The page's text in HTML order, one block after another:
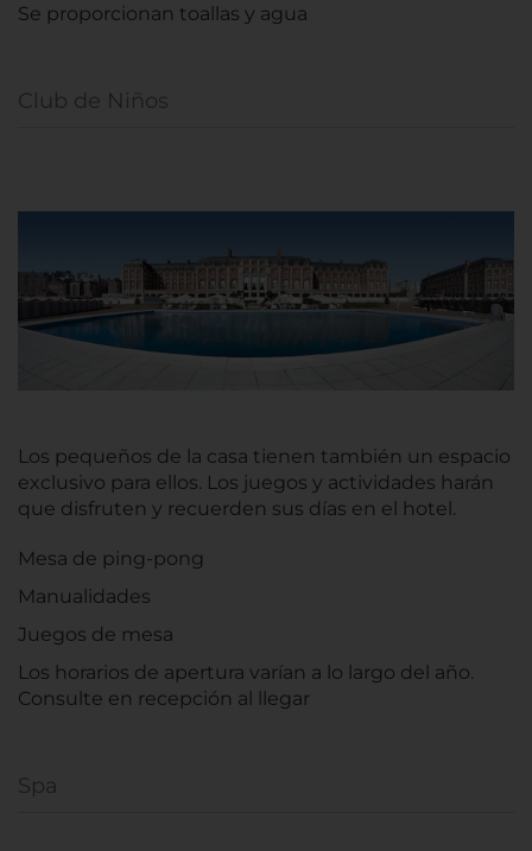
Se proporcionan toallas y agua
Club de Niños
Los pequeños de la casa tienen también un espacio
exclusivo para ellos. Los juegos y actividades harán
que disfruten y recuerden sus días en el hotel.
Mesa de ping-pong
Manualidades
Juegos de mesa
Los horarios de apertura varían a lo largo del año.
Consulte en recepción al llegar
Spa